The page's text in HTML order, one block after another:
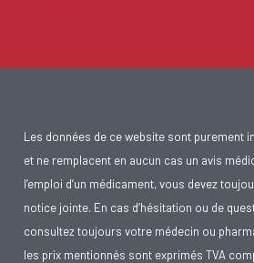
Les données de ce website sont purement
et ne remplacent en aucun cas un avis
l’emploi d’un médicament, vous devez
notice jointe. En cas d’hésitation ou de
consultez toujours votre médecin ou
les prix mentionnés sont exprimés TVA